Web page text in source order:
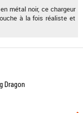
métal noir, ce chargeur
à la fois réaliste et
Dragon